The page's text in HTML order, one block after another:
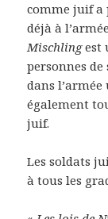
comme juif a
déjà à
Mischlingest
personnes
dans
également
juif.
Les soldats
à tous les